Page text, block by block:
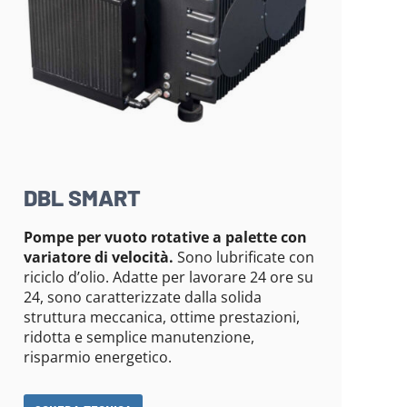
DBL SMART
Pompe per vuoto rotative a palette con
variatore di velocità. Sono lubrificate con
riciclo d’olio. Adatte per lavorare 24 ore su
24, sono caratterizzate dalla solida
struttura meccanica, ottime prestazioni,
ridotta e semplice manutenzione,
risparmio energetico.